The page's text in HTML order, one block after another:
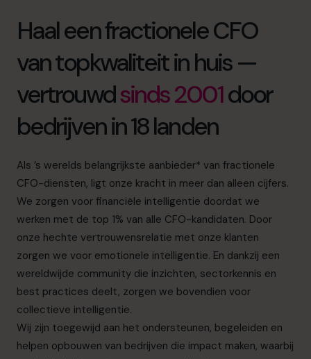
Haal een fractionele CFO
van topkwaliteit in huis —
vertrouwdsinds 2001door
bedrijven in 18 landen
Als ’s werelds belangrijkste aanbieder* van fractionele
CFO-diensten, ligt onze kracht in meer dan alleen cijfers.
We zorgen voor financiële intelligentie doordat we
werken met de top 1% van alle CFO-kandidaten. Door
onze hechte vertrouwensrelatie met onze klanten
zorgen we voor emotionele intelligentie. En dankzij een
wereldwijde community die inzichten, sectorkennis en
best practices deelt, zorgen we bovendien voor
collectieve intelligentie.
Wij zijn toegewijd aan het ondersteunen, begeleiden en
helpen opbouwen van bedrijven die impact maken, waarbij